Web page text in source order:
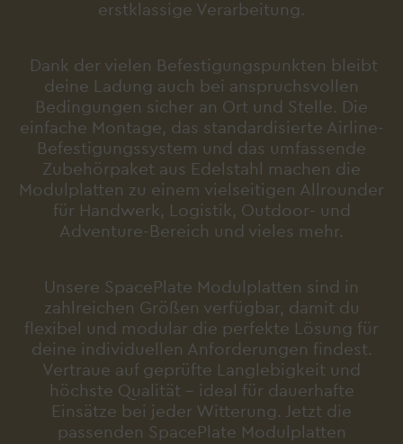
erstklassige Verarbeitung.
Dank der vielen Befestigungspunkten bleibt
deine Ladung auch bei anspruchsvollen
Bedingungen sicher an Ort und Stelle. Die
einfache Montage, das standardisierte Airline-
Befestigungssystem und das umfassende
Zubehörpaket aus Edelstahl machen die
Modulplatten zu einem vielseitigen Allrounder
für Handwerk, Logistik, Outdoor- und
Adventure-Bereich und vieles mehr.
Unsere SpacePlate Modulplatten sind in
zahlreichen Größen verfügbar, damit du
flexibel und modular die perfekte Lösung für
deine individuellen Anforderungen findest.
Vertraue auf geprüfte Langlebigkeit und
höchste Qualität – ideal für dauerhafte
Einsätze bei jeder Witterung. Jetzt die
passenden SpacePlate Modulplatten